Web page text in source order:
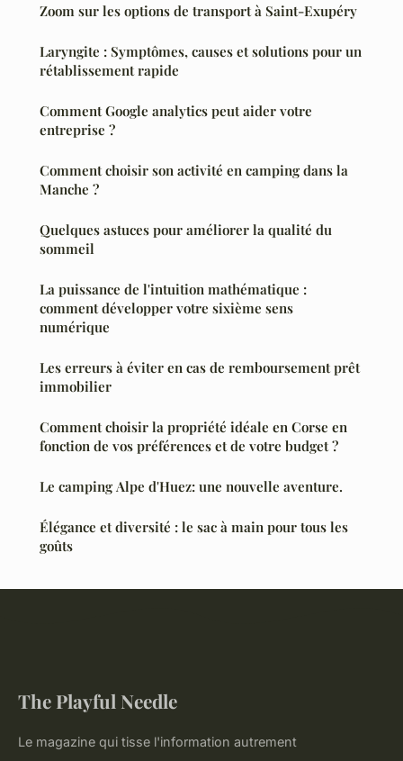
Zoom sur les options de transport à Saint-Exupéry
Laryngite : Symptômes, causes et solutions pour un
rétablissement rapide
Comment Google analytics peut aider votre
entreprise ?
Comment choisir son activité en camping dans la
Manche ?
Quelques astuces pour améliorer la qualité du
sommeil
La puissance de l'intuition mathématique :
comment développer votre sixième sens
numérique
Les erreurs à éviter en cas de remboursement prêt
immobilier
Comment choisir la propriété idéale en Corse en
fonction de vos préférences et de votre budget ?
Le camping Alpe d'Huez: une nouvelle aventure.
Élégance et diversité : le sac à main pour tous les
goûts
The Playful Needle
Le magazine qui tisse l'information autrement